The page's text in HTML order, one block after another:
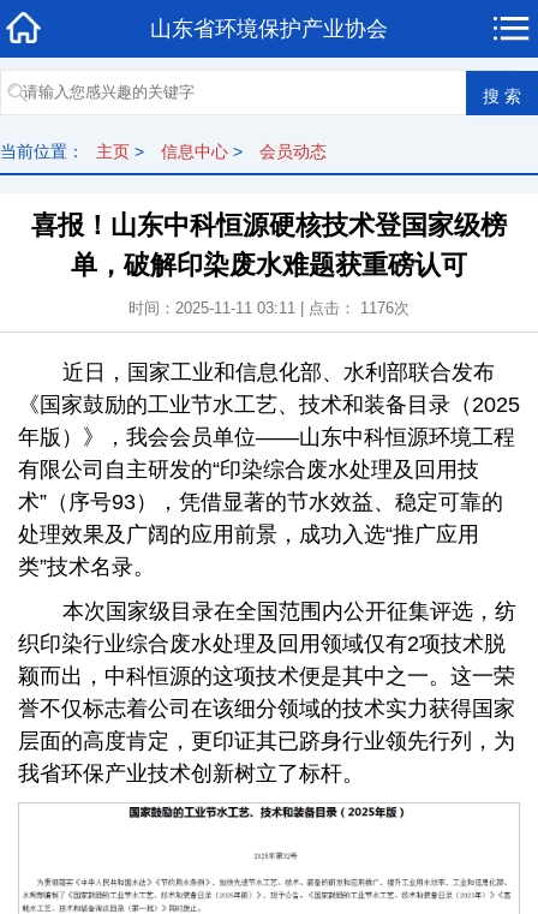
山东省环境保护产业协会
当前位置： 主页 > 信息中心 > 会员动态
喜报！山东中科恒源硬核技术登国家级榜
单，破解印染废水难题获重磅认可
时间：2025-11-11 03:11 | 点击： 1176次
近日，国家工业和信息化部、水利部联合发布
《国家鼓励的工业节水工艺、技术和装备目录（2025
年版）》，我会会员单位——山东中科恒源环境工程
有限公司自主研发的“印染综合废水处理及回用技
术”（序号93），凭借显著的节水效益、稳定可靠的
处理效果及广阔的应用前景，成功入选“推广应用
类”技术名录。
本次国家级目录在全国范围内公开征集评选，纺
织印染行业综合废水处理及回用领域仅有2项技术脱
颖而出，中科恒源的这项技术便是其中之一。这一荣
誉不仅标志着公司在该细分领域的技术实力获得国家
层面的高度肯定，更印证其已跻身行业领先行列，为
我省环保产业技术创新树立了标杆。